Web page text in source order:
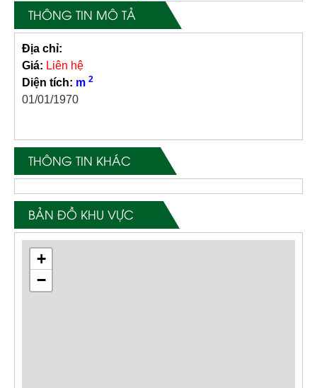
THÔNG TIN MÔ TẢ
Địa chỉ:
Giá: Liên hệ
Diện tích: m 2
01/01/1970
THÔNG TIN KHÁC
BẢN ĐỒ KHU VỰC
+
−